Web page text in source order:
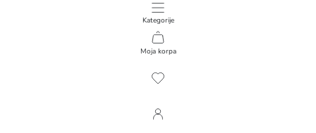
Kategorije
Moja korpa